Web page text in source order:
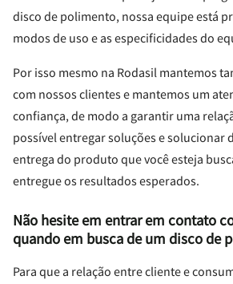
disco de polimento, nossa equipe está
modos de uso e as especificidades do
Por isso mesmo na Rodasil mantemos
com nossos clientes e mantemos um
confiança, de modo a garantir uma
possível entregar soluções e solucionar
entrega do produto que você esteja
entregue os resultados esperados.
Não hesite em entrar em contato
quando em busca de um disco de
Para que a relação entre cliente e